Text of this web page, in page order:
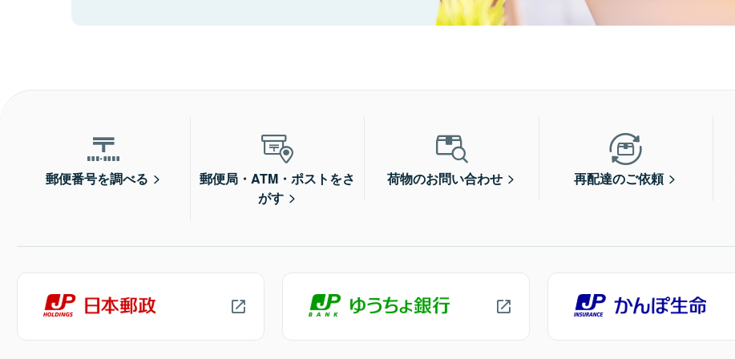
郵便番号を調べる
郵便局・ATM・ポストをさ
がす
荷物のお問い合わせ 再配達のご依頼